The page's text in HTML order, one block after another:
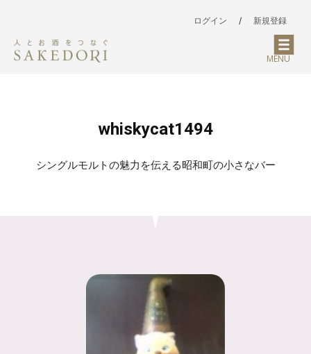
ログイン / 新規登録
MENU
whiskycat1494
シングルモルトの魅力を伝える昭和町の小さなバー